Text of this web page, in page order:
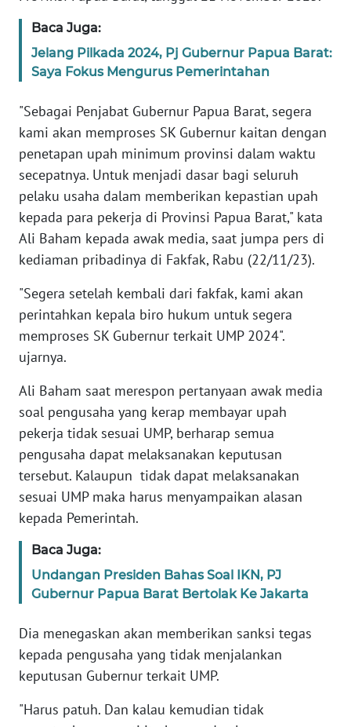
Baca Juga:
Jelang Pilkada 2024, Pj Gubernur Papua Barat:
Saya Fokus Mengurus Pemerintahan
"Sebagai Penjabat Gubernur Papua Barat, segera
kami akan memproses SK Gubernur kaitan dengan
penetapan upah minimum provinsi dalam waktu
secepatnya. Untuk menjadi dasar bagi seluruh
pelaku usaha dalam memberikan kepastian upah
kepada para pekerja di Provinsi Papua Barat," kata
Ali Baham kepada awak media, saat jumpa pers di
kediaman pribadinya di Fakfak, Rabu (22/11/23).
"Segera setelah kembali dari fakfak, kami akan
perintahkan kepala biro hukum untuk segera
memproses SK Gubernur terkait UMP 2024".
ujarnya.
Ali Baham saat merespon pertanyaan awak media
soal pengusaha yang kerap membayar upah
pekerja tidak sesuai UMP, berharap semua
pengusaha dapat melaksanakan keputusan
tersebut. Kalaupun tidak dapat melaksanakan
sesuai UMP maka harus menyampaikan alasan
kepada Pemerintah.
Baca Juga:
Undangan Presiden Bahas Soal IKN, PJ
Gubernur Papua Barat Bertolak Ke Jakarta
Dia menegaskan akan memberikan sanksi tegas
kepada pengusaha yang tidak menjalankan
keputusan Gubernur terkait UMP.
"Harus patuh. Dan kalau kemudian tidak
WN
JAKARTA
WN
JABAR
WN
BANTEN
WN
NTT
KEPRI
WN
PAPUA
PAPUA
BARAT
WN
RIAU
SERAMBI
WN
WN
SULTRA
WN